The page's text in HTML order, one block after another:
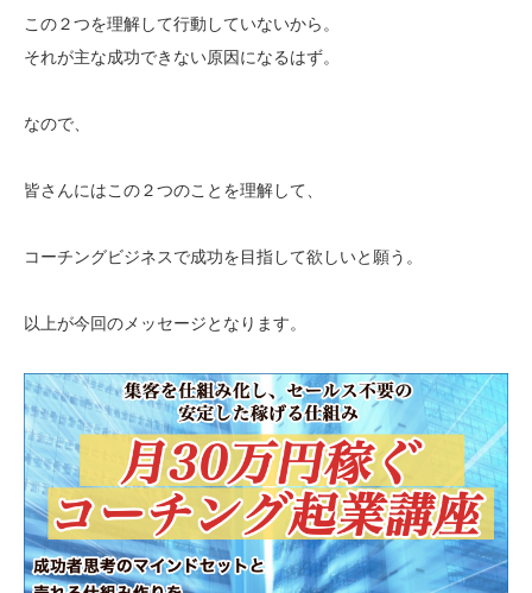
この２つを理解して行動していないから。
それが主な成功できない原因になるはず。
なので、
皆さんにはこの２つのことを理解して、
コーチングビジネスで成功を目指して欲しいと願う。
以上が今回のメッセージとなります。